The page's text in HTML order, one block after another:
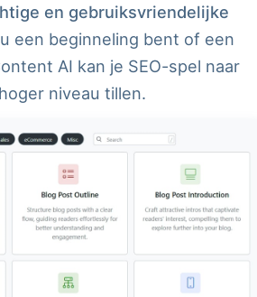
en gebruiksvriendelijke
een beginneling bent of een
AI kan je SEO-spel naar
niveau tillen.